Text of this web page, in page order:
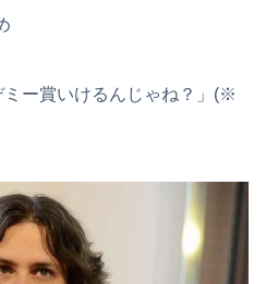
ミー賞いけるんじゃね？」(※